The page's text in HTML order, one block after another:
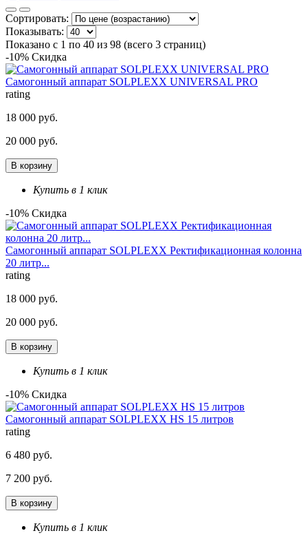
Сортировать:
Показывать:
Показано с 1 по 40 из 98 (всего 3 страниц)
-10% Скидка
Самогонный аппарат SOLPLEXX UNIVERSAL PRO
rating
18 000 руб.
20 000 руб.
В корзину
Купить в 1 клик
-10% Скидка
Самогонный аппарат SOLPLEXX Ректификационная колонна
20 литр...
rating
18 000 руб.
20 000 руб.
В корзину
Купить в 1 клик
-10% Скидка
Самогонный аппарат SOLPLEXX HS 15 литров
rating
6 480 руб.
7 200 руб.
В корзину
Купить в 1 клик